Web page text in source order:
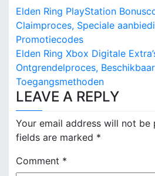
P
o
s
t
n
a
v
i
Elden Ring PlayStation
Claimproces, Speciale
Promotiecodes
Elden Ring Xbox Digitale
Ontgrendelproces,
Toegangsmethoden
LEAVE A REPLY
Your email address will not be
fields are marked *
Comment *